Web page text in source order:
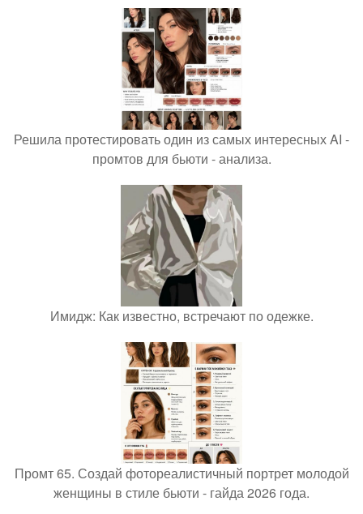
Решила протестировать один из самых интересных AI -
промтов для бьюти - анализа.
Имидж: Как известно, встречают по одежке.
Промт 65. Создай фотореалистичный портрет молодой
женщины в стиле бьюти - гайда 2026 года.